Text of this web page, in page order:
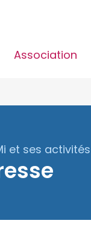
Association
et ses activités